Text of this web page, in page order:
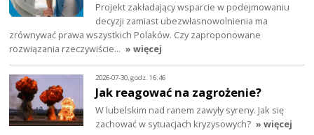
Projekt zakładający wsparcie w podejmowaniu
decyzji zamiast ubezwłasnowolnienia ma
zrównywać prawa wszystkich Polaków. Czy zaproponowane
rozwiązania rzeczywiście… » więcej
2026-07-30, godz. 16:46
Jak reagować na zagrożenie?
W lubelskim nad ranem zawyły syreny. Jak się
zachować w sytuacjach kryzysowych? » więcej